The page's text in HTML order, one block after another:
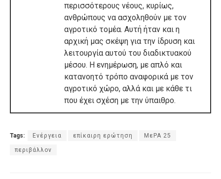
περισσότερους νέους, κυρίως,
ανθρώπους να ασχοληθούν με τον
αγροτικό τομέα. Αυτή ήταν και η
αρχική μας σκέψη για την ίδρυση και
λειτουργία αυτού του διαδικτυακού
μέσου. Η ενημέρωση, με απλό και
κατανοητό τρόπο αναφορικά με τον
αγροτικό χώρο, αλλά και με κάθε τι
που έχει σχέση με την ύπαιθρο.
Tags: Ενέργεια επίκαιρη ερώτηση ΜεΡΑ 25
περιβάλλον